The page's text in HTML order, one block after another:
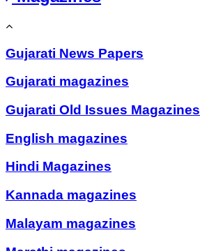
Gujarati News Papers
Gujarati magazines
Gujarati Old Issues Magazines
English magazines
Hindi Magazines
Kannada magazines
Malayam magazines